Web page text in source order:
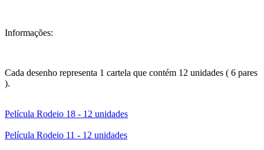
Informações:
Cada desenho representa 1 cartela que contém 12 unidades ( 6 pares
).
Película Rodeio 18 - 12 unidades
Película Rodeio 11 - 12 unidades